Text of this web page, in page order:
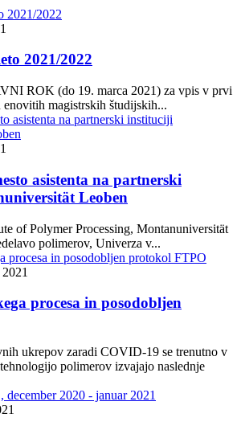
2021/2022
ROK (do 19. marca 2021) za vpis v prvi
magistrskih študijskih...
asistenta na partnerski
Leoben
of Polymer Processing, Montanuniversität
polimerov, Univerza v...
procesa in posodobljen
ukrepov zaradi COVID-19 se trenutno v
polimerov izvajajo naslednje